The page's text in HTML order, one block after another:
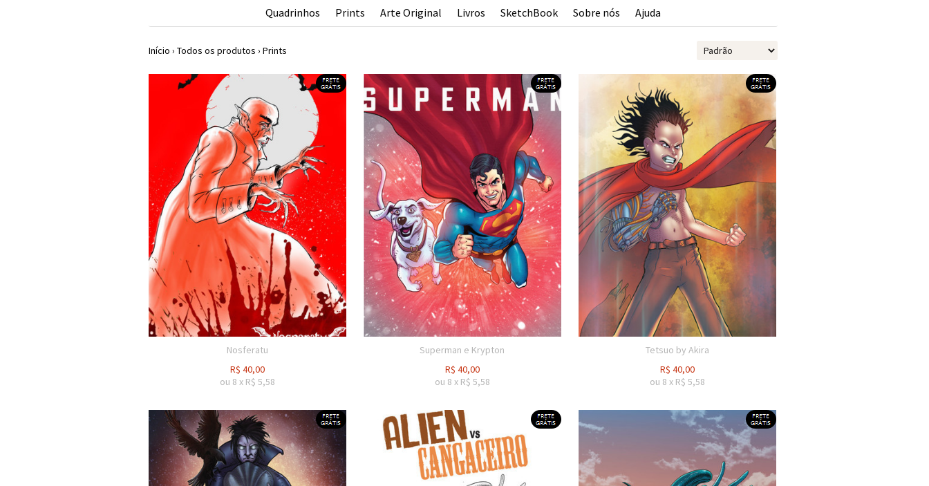
Quadrinhos Prints Arte Original Livros SketchBook Sobre nós Ajuda
Início › Todos os produtos › Prints
Nosferatu
R$ 40,00
ou 8 x R$ 5,58
Superman e Krypton
R$ 40,00
ou 8 x R$ 5,58
Tetsuo by Akira
R$ 40,00
ou 8 x R$ 5,58